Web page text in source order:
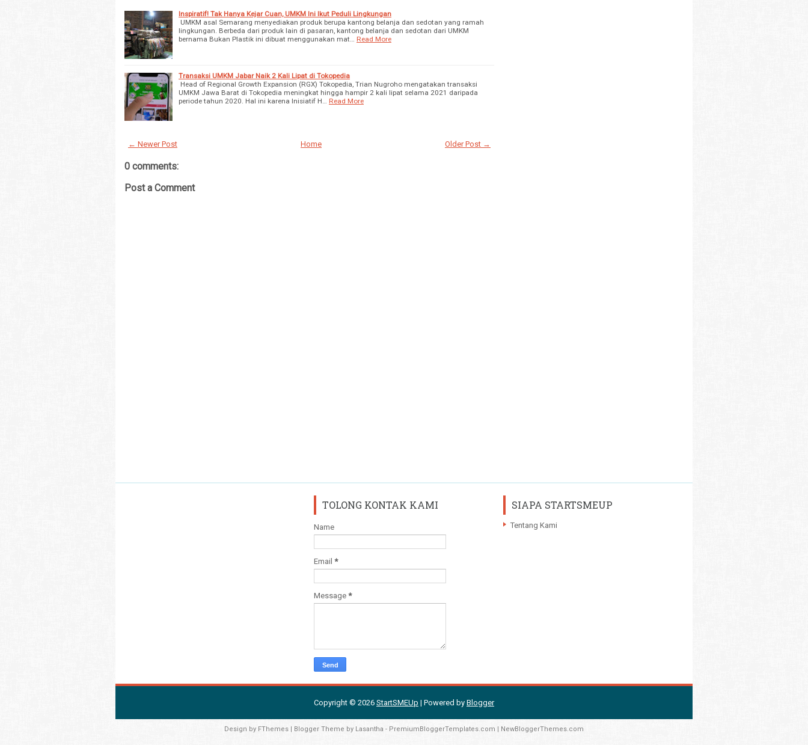
Inspiratif! Tak Hanya Kejar Cuan, UMKM Ini Ikut Peduli Lingkungan
UMKM asal Semarang menyediakan produk berupa kantong belanja dan sedotan yang ramah
lingkungan. Berbeda dari produk lain di pasaran, kantong belanja dan sedotan dari UMKM
bernama Bukan Plastik ini dibuat menggunakan mat…
Read More
Transaksi UMKM Jabar Naik 2 Kali Lipat di Tokopedia
Head of Regional Growth Expansion (RGX) Tokopedia, Trian Nugroho mengatakan transaksi
UMKM Jawa Barat di Tokopedia meningkat hingga hampir 2 kali lipat selama 2021 daripada
periode tahun 2020. Hal ini karena Inisiatif H…
Read More
← Newer Post Older Post →
Home
0 comments:
Post a Comment
TOLONG KONTAK KAMI
Name
Email *
Message *
SIAPA STARTSMEUP
Tentang Kami
Copyright © 2026 StartSMEUp | Powered by Blogger
Design by FThemes | Blogger Theme by Lasantha - PremiumBloggerTemplates.com | NewBloggerThemes.com